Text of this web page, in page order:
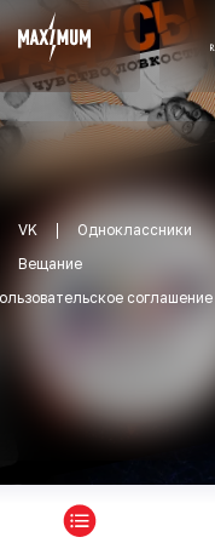
VK
Одноклассники
Вещание
соглашение